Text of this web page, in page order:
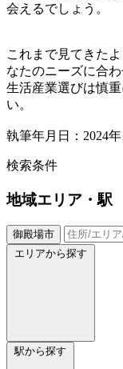
会えるでしょう。
これまで見てきた
なたのニーズに合
生活産業選びは慎
い。
執筆年月日：2024年
検索条件
地域エリア・駅
御殿場市
エリアから探す
駅から探す